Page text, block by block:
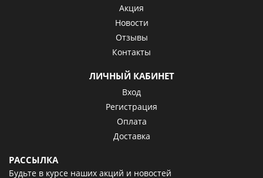
Акция
Новости
Отзывы
Контакты
ЛИЧНЫЙ КАБИНЕТ
Вход
Регистрация
Оплата
Доставка
РАССЫЛКА
Будьте в курсе наших акций и новостей